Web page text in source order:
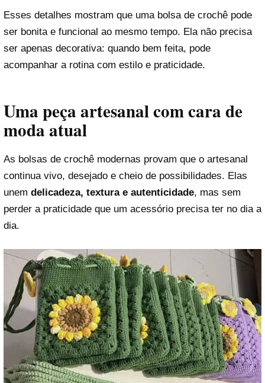
Esses detalhes mostram que uma bolsa de crochê pode
ser bonita e funcional ao mesmo tempo. Ela não precisa
ser apenas decorativa: quando bem feita, pode
acompanhar a rotina com estilo e praticidade.
Uma peça artesanal com cara de
moda atual
As bolsas de crochê modernas provam que o artesanal
continua vivo, desejado e cheio de possibilidades. Elas
unem delicadeza, textura e autenticidade, mas sem
perder a praticidade que um acessório precisa ter no dia a
dia.